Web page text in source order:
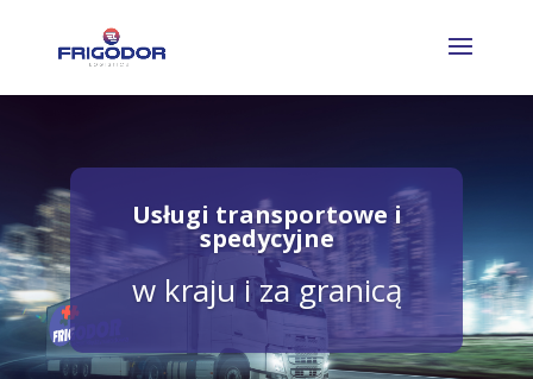
Usługi transportowe i
spedycyjne
w kraju i za granicą